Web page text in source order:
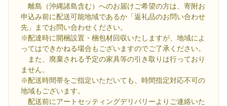
離島（沖縄諸島含む）へのお届けご希望の方は、寄附お
申込み前に配送可能地域であるか「返礼品のお問い合わせ
先」までお問い合わせください。
※配達時に開梱設置・梱包材回収いたしますが、地域によ
ってはできかねる場合もございますのでご了承ください。
また、廃棄される予定の家具等の引き取りは行っており
ません。
※配送時間帯をご指定いただいても、時間指定対応不可の
地域もございます。
配送前にアートセッティングデリバリーよりご連絡いた